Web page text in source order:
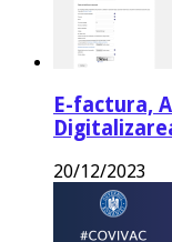
E-factura,
20/12/2023